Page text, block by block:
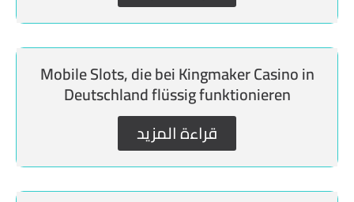
Mobile Slots, die bei Kingmaker Casino in
Deutschland flüssig funktionieren
قراءة المزيد